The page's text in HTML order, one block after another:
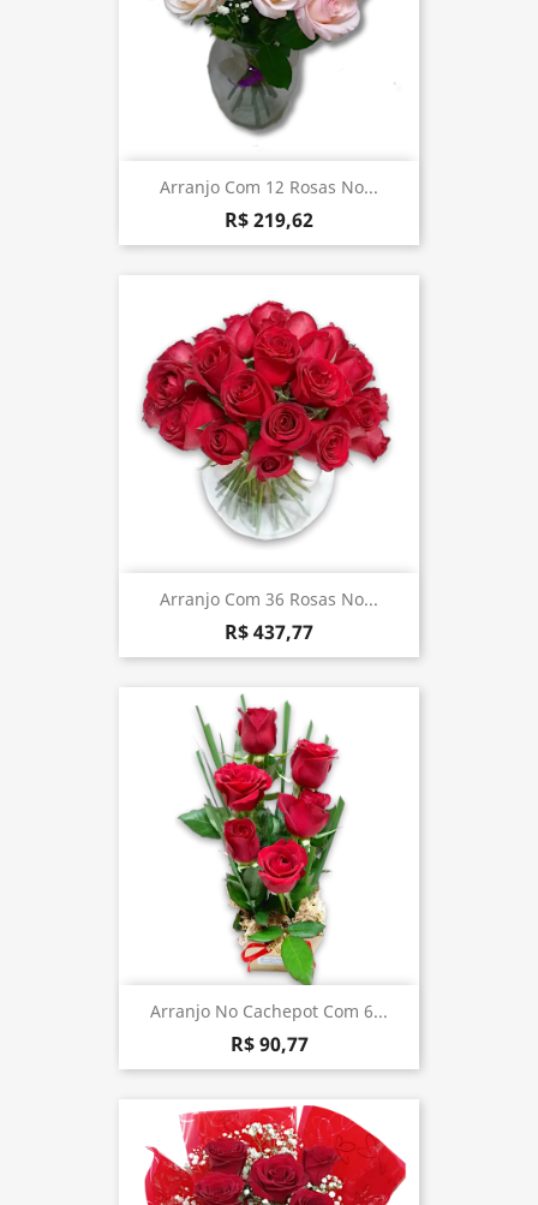
Arranjo Com 12 Rosas No...
R$ 219,62
Arranjo Com 36 Rosas No...
R$ 437,77
Arranjo No Cachepot Com 6...
R$ 90,77